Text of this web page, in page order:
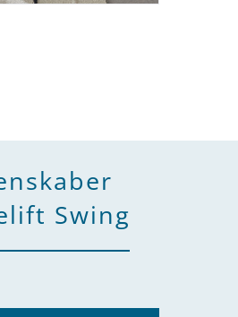
Swing